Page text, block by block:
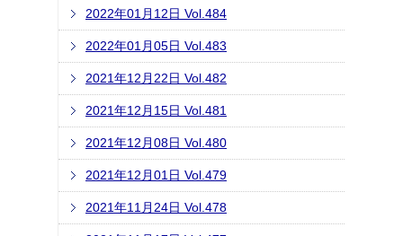
2022年01月12日 Vol.484
2022年01月05日 Vol.483
2021年12月22日 Vol.482
2021年12月15日 Vol.481
2021年12月08日 Vol.480
2021年12月01日 Vol.479
2021年11月24日 Vol.478